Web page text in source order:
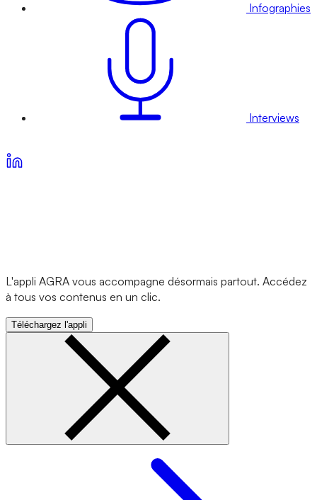
Infographies
Interviews
L'appli AGRA vous accompagne désormais partout. Accédez
à tous vos contenus en un clic.
Téléchargez l'appli